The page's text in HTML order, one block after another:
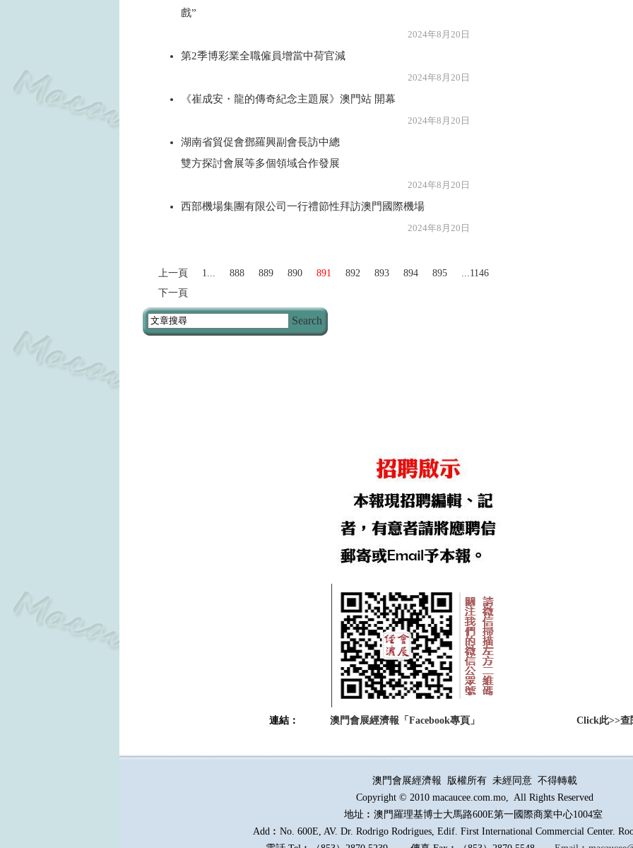
戲”
2024年8月20日
第2季博彩業全職僱員增當中荷官減
2024年8月20日
《崔成安・龍的傳奇紀念主題展》澳門站 開幕
2024年8月20日
湖南省貿促會鄧羅興副會長訪中總
雙方探討會展等多個領域合作發展
2024年8月20日
西部機場集團有限公司一行禮節性拜訪澳門國際機場
2024年8月20日
上一頁 1... 888 889 890 891 892 893 894 895
...1146
下一頁
Search
連結： 澳門會展經濟報「Facebook專頁」 Click此>>查
澳門會展經濟報 版權所有 未經同意 不得轉載
Copyright © 2010 macaucee.com.mo, All Rights Reserved
地址︰澳門羅理基博士大馬路600E第一國際商業中心1004室
Add︰No. 600E, AV. Dr. Rodrigo Rodrigues, Edif. First International Commercial Center.